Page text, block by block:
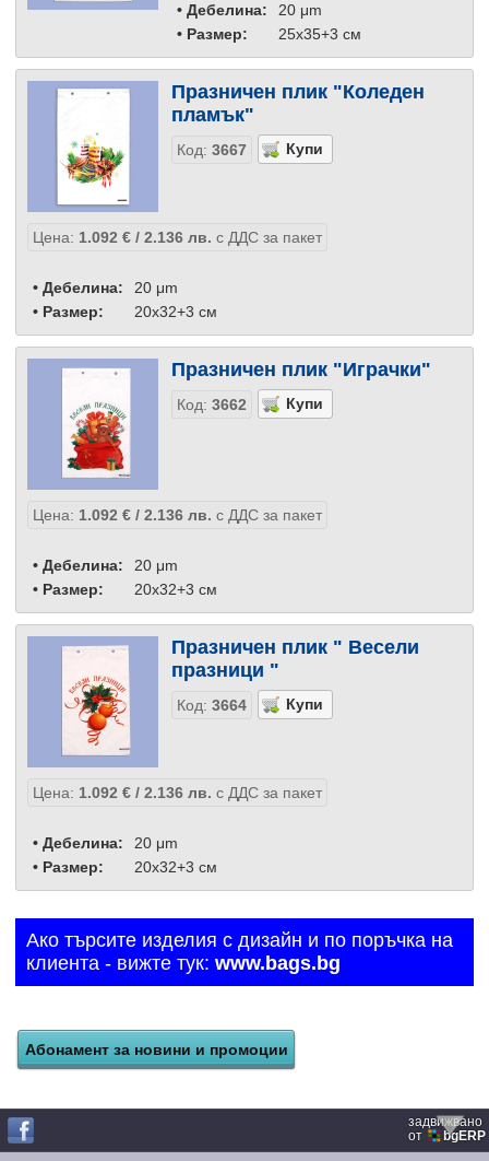
• Дебелина:
20 μm
• Размер:
25x35+3 см
Празничен плик "Коледен
пламък"
Код: 3667
Цена: 1.092 €/ 2.136 лв. с ДДС за пакет
• Дебелина:
20 μm
• Размер:
20x32+3 см
Празничен плик "Играчки"
Код: 3662
Цена: 1.092 €/ 2.136 лв. с ДДС за пакет
• Дебелина:
20 μm
• Размер:
20x32+3 см
Празничен плик " Весели
празници "
Код: 3664
Цена: 1.092 €/ 2.136 лв. с ДДС за пакет
• Дебелина:
20 μm
• Размер:
20x32+3 см
Ако търсите изделия с дизайн и по поръчка на
клиента - вижте тук: www.bags.bg
задвижвано
от
bgERP